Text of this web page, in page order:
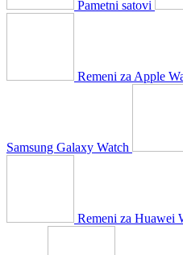
Pametni satovi
Remeni za Apple
Samsung Galaxy Watch
Remeni za Huawei